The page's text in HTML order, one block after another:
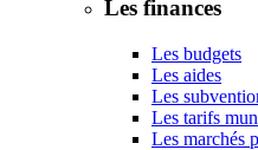
Les finances
Les budgets
Les aides
Les
Les tarifs
Les marchés